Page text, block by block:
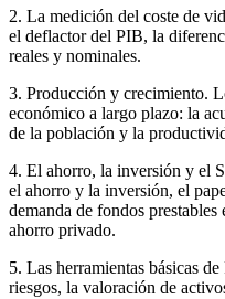
2. La medición del coste de
el deflactor del PIB, la
reales y nominales.
3. Producción y crecimiento.
económico a largo plazo: la
de la población y la
4. El ahorro, la inversión y el
el ahorro y la inversión, el
demanda de fondos
ahorro privado.
5. Las herramientas básicas
riesgos, la valoración de